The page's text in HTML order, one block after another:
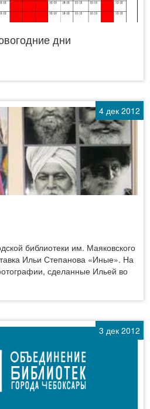
дни
4 дек 2012
библиотеки им. Маяковского
Ильи Степанова «Иные». На
сделанные Ильей во
3 дек 2012